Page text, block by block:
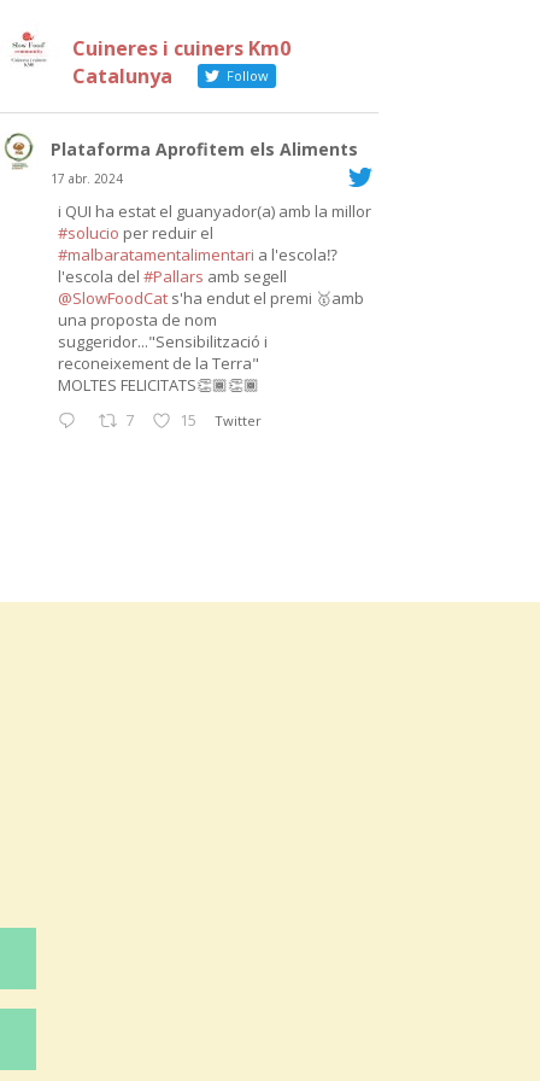
Cuineres i cuiners Km0
Catalunya
Follow
Plataforma Aprofitem els Aliments
17 abr. 2024
i QUI ha estat el guanyador(a) amb la millor
#solucio per reduir el
#malbaratamentalimentari a l'escola⁉️
l'escola del #Pallars amb segell
@SlowFoodCats'ha endut el premi 🥇amb
una proposta de nom
suggeridor..."Sensibilització i
reconeixement de la Terra"
MOLTES FELICITATS👏🏾👏🏾
7 15 Twitter